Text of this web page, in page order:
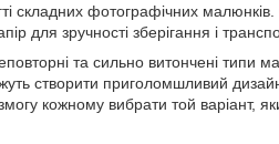
складних фотографічних
для зручності зберігання і
та сильно витончені типи
створити приголомшливий дизайн
кожному вибрати той варіант,